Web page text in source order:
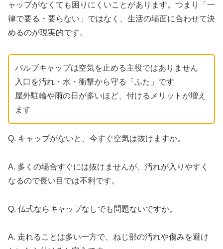
ャップがなくても困りにくいことがあります。つまり「一
律で要る・要らない」ではなく、生活の場面に合わせて決
めるのが現実的です。
バルブキャップは空気を止める主役ではありません
入口を汚れ・水・衝撃から守る「ふた」です
屋外駐輪や雨の日が多いほど、付けるメリットが増え
ます
Q. キャップがないと、今すぐ空気は抜けますか。
A. 多くの場合すぐには抜けませんが、汚れが入りやすく
なるので長い目では不利です。
Q. 仏式ならキャップなしでも問題ないですか。
A. 走れることは多い一方で、ねじ部の汚れや傷みを避け